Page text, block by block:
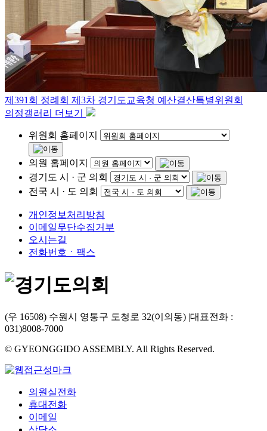
제391회 정례회 제3차 경기도교육청 예산결산특별위원회
의정갤러리 더보기
위원회 홈페이지
의원 홈페이지
경기도 시 · 군 의회
전국 시 · 도 의회
개인정보처리방침
이메일무단수집거부
오시는길
전화번호ㆍ팩스
(우 16508) 수원시 영통구 도청로 32(이의동) |대표전화 :
031)8008-7000
© GYEONGGIDO ASSEMBLY. All Rights Reserved.
의원실전화
휴대전화
이메일